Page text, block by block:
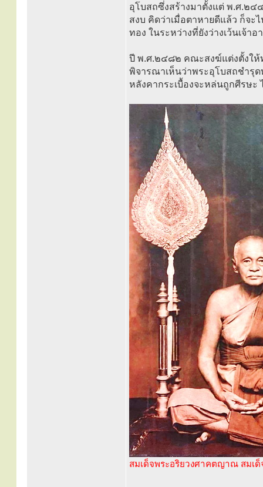
อุโบสถซึ่งสร้างมาตั้งแต่ พ.ศ.๒
สงบ คิดว่าเมื่อตาหายดีแล้ว ก็จะ
ทอง ในระหว่างที่ยังว่างเว้นเจ้
ปี พ.ศ.๒๔๘๒ คณะสงฆ์แต่งตั้งให้
พิจารณาเห็นว่าพระอุโบสถชำรุ
หลังคากระเบื้องจะหล่นถูกศีรษ
สมเด็จพระอริยวงศาคตญาณ สมเด็